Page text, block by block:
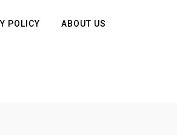
POLICY ABOUT US